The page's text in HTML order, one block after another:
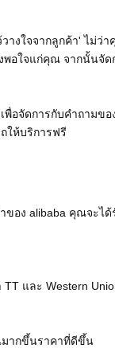
งใจจากลูกค้า' ไม่ว่
พอใจแก่คุณ จากนั้นจั
อจัดการกับคำถามข
ให้บริการฟรี
อง alibaba คุณจะไ
และ Western
มากขึ้นราคาที่ดีขึ้น